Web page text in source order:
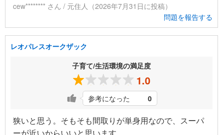
cew******** さん / 元住人（2026年7月31日に投稿）
問題を報告する
レオパレスオークザック
子育て/生活環境の満足度
1.0
参考になった 0
狭いと思う。そもそも間取りが単身用なので、スーパ